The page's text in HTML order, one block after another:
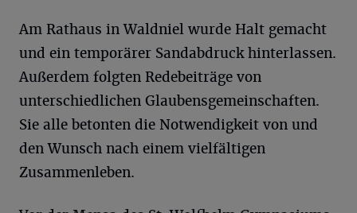
Am Rathaus in Waldniel wurde Halt gemacht
und ein temporärer Sandabdruck hinterlassen.
Außerdem folgten Redebeiträge von
unterschiedlichen Glaubensgemeinschaften.
Sie alle betonten die Notwendigkeit von und
den Wunsch nach einem vielfältigen
Zusammenleben.